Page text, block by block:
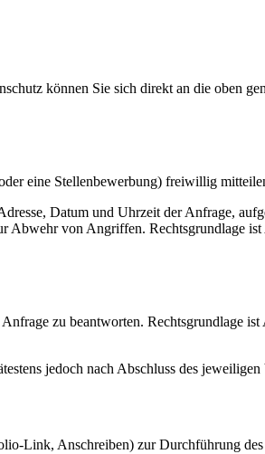
können Sie sich direkt an die oben
eine Stellenbewerbung) freiwillig
Datum und Uhrzeit der Anfrage,
Abwehr von Angriffen. Rechtsgrundlage
zu beantworten. Rechtsgrundlage
jedoch nach Abschluss des jeweiligen
Link, Anschreiben) zur Durchführung